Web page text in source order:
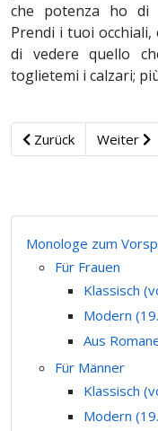
che potenza ho di
Prendi i tuoi
di vedere quello
toglietemi i calzari;
Zurück Weiter
Monologe zum
Für Frauen
Klassisch
Modern
Aus
Für Männer
Klassisch
Modern